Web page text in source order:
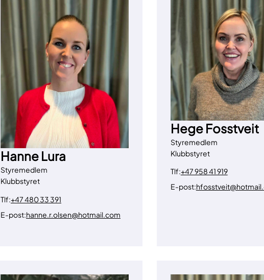
Hanne Lura
Styremedlem
Klubbstyret
Tlf:+47 480 33 391
E-post:hanne.r.olsen@hotmail.com
Hege Fosstveit
Styremedlem
Klubbstyret
Tlf:+47 958 41 919
E-post: